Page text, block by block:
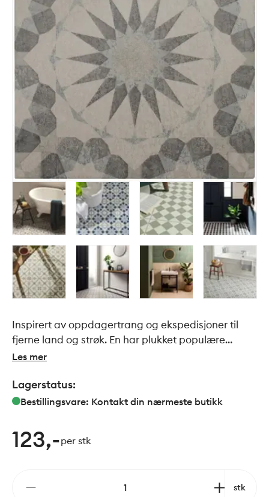
Inspirert av oppdagertrang og ekspedisjoner til
fjerne land og strøk. En har plukket populære
design fra ulike steder av verden og satt de
Les mer
Lagerstatus:
Bestillingsvare: Kontakt din nærmeste butikk
123,-per stk
stk